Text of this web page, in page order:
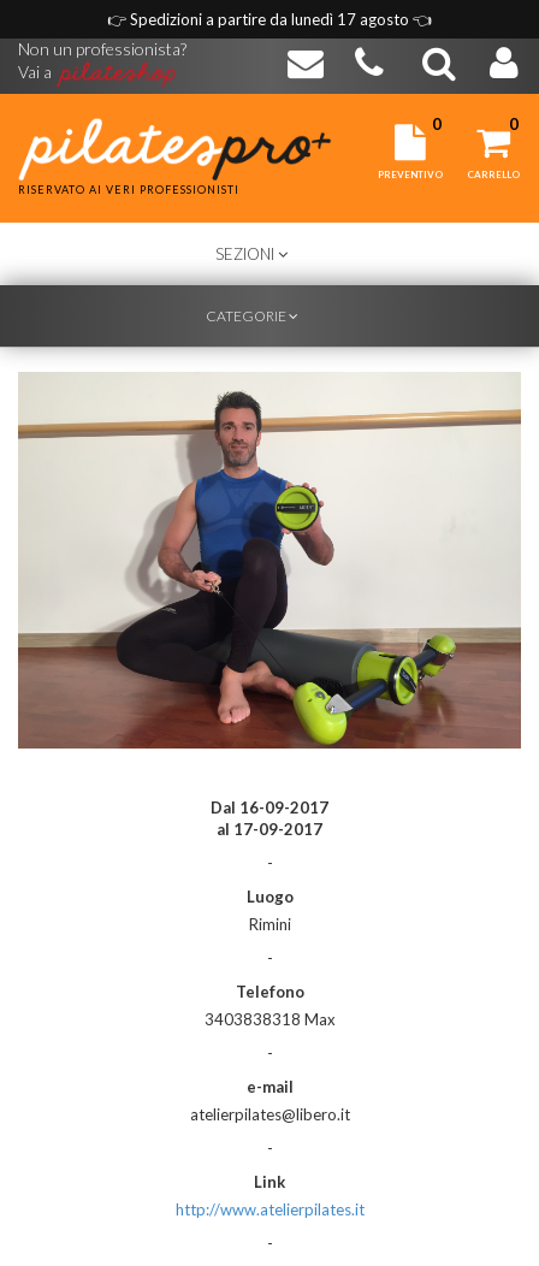
👉Spedizioni a partire da lunedì 17 agosto 👈
Non un professionista?
Vai a
RISERVATO AI VERI PROFESSIONISTI
0
PREVENTIVO
0
CARRELLO
TOGGLE
NAVIGATION
SEZIONI
TOGGLE
CATEGORIE
Dal 16-09-2017
al 17-09-2017
-
Luogo
Rimini
-
Telefono
3403838318 Max
-
e-mail
atelierpilates@libero.it
-
Link
http://www.atelierpilates.it
-